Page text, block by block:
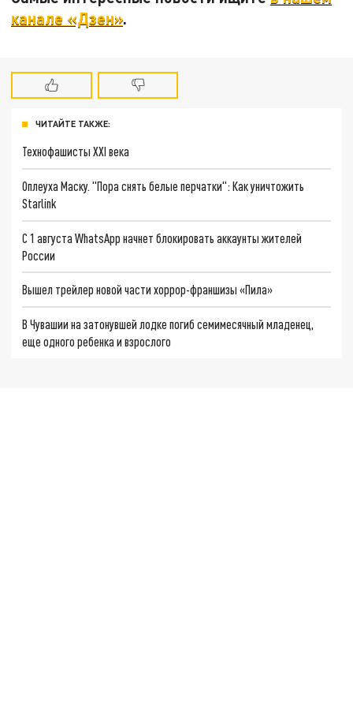
канале «Дзен».
ЧИТАЙТЕ ТАКЖЕ:
Технофашисты XXI века
Оплеуха Маску. "Пора снять белые перчатки": Как уничтожить
Starlink
С 1 августа WhatsApp начнет блокировать аккаунты жителей
России
Вышел трейлер новой части хоррор-франшизы «Пила»
В Чувашии на затонувшей лодке погиб семимесячный младенец,
еще одного ребенка и взрослого